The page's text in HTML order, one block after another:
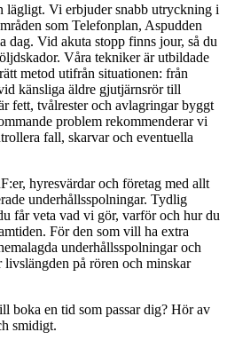
lägligt. Vi erbjuder snabb utryckning i
som Telefonplan, Aspudden
dag. Vid akuta stopp finns jour, så du
Våra tekniker är utbildade
metod utifrån situationen: från
känsliga äldre gjutjärnsrör till
fett, tvålrester och avlagringar byggt
problem rekommenderar vi
fall, skarvar och eventuella
hyresvärdar och företag med allt
underhållsspolningar. Tydlig
får veta vad vi gör, varför och hur du
För den som vill ha extra
underhållsspolningar och
på rören och minskar
boka en tid som passar dig? Hör av
smidigt.